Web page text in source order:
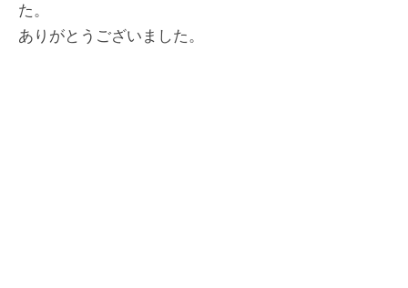
た。
ありがとうございました。